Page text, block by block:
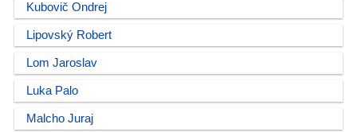
Kubovič Ondrej
Lipovský Robert
Lom Jaroslav
Luka Palo
Malcho Juraj